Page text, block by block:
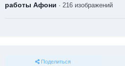
работы Афони · 216 изображений
Поделиться